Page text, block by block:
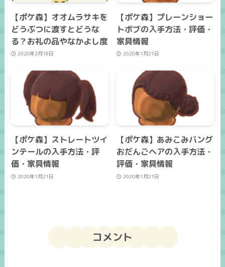
【ポケ森】オオムラサキを
どうぶつに渡すとどうな
る？お礼の品やなかよし度
2020年2月18日
【ポケ森】プレーンショー
トボブの入手方法・評価・
家具情報
2020年1月21日
【ポケ森】ストレートツイ
ンテールの入手方法・評
価・家具情報
2020年1月21日
【ポケ森】あみこみバング
おだんごヘアの入手方法・
評価・家具情報
2020年1月21日
コメント